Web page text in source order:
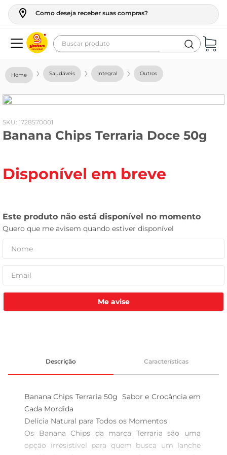
Como deseja receber suas compras?
Buscar produto
Saudáveis Integral Outros
: 1728570001
Banana Chips Terraria Doce 50g
Disponível em breve
Me avise
Descrição Características
Banana Chips Terraria 50g  Sabor e Crocância em
Cada Mordida
Delícia Natural para Todos os Momentos
Os Banana Chips da marca Terraria são uma
opção irresistível para quem busca um lanche
geladeira
fogao
café
frango
tv